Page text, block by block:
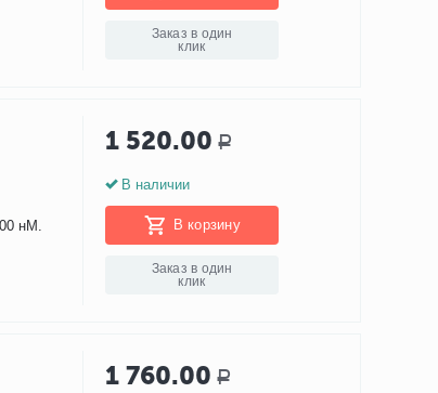
Заказ в один
клик
нМ.
1 520.00 Р
В наличии
В корзину
Заказ в один
клик
1 760.00 Р